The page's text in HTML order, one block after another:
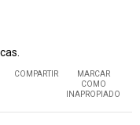
COMPARTIR
MARCAR
COMO
INAPROPIADO